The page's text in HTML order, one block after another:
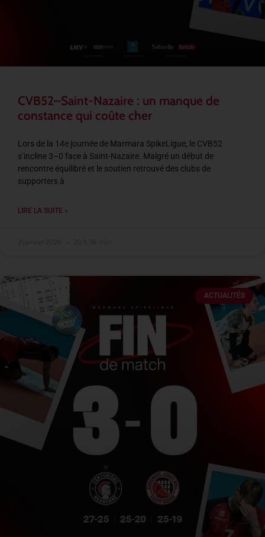
CVB52–Saint-Nazaire : un manque de
constance qui coûte cher
Lors de la 14e journée de Marmara SpikeLigue, le CVB52
s’incline 3–0 face à Saint-Nazaire. Malgré un début de
rencontre équilibré et le soutien retrouvé des clubs de
supporters à
LIRE LA SUITE »
ACTUALITÉS